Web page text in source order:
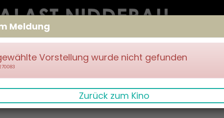
Meldung
Vorstellung wurde nicht gefunden
Zurück zum Kino